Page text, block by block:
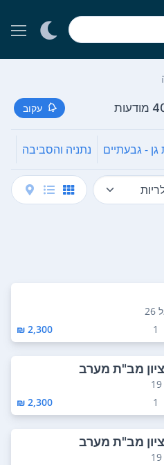
עקוב
- גבעתיים נתניה והסביבה
1
2,300 ₪
מב"ת מערב
1
2,300 ₪
מב"ת מערב